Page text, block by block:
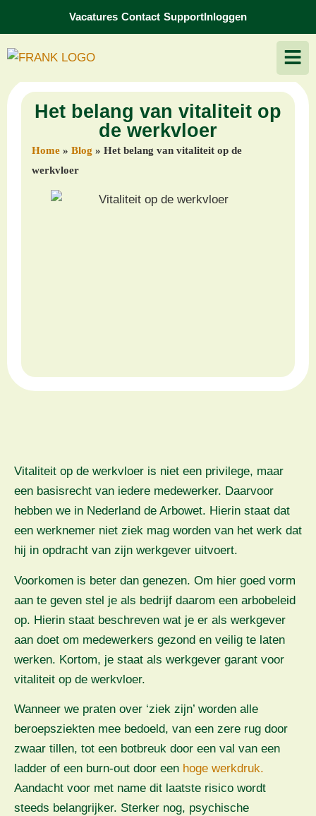
Vacatures Contact SupportInloggen
Het belang van vitaliteit op
de werkvloer
Home » Blog » Het belang van vitaliteit op de
werkvloer
Vitaliteit op de werkvloer is niet een privilege, maar
een basisrecht van iedere medewerker. Daarvoor
hebben we in Nederland de Arbowet. Hierin staat dat
een werknemer niet ziek mag worden van het werk dat
hij in opdracht van zijn werkgever uitvoert.
Voorkomen is beter dan genezen. Om hier goed vorm
aan te geven stel je als bedrijf daarom een arbobeleid
op. Hierin staat beschreven wat je er als werkgever
aan doet om medewerkers gezond en veilig te laten
werken. Kortom, je staat als werkgever garant voor
vitaliteit op de werkvloer.
Wanneer we praten over ‘ziek zijn’ worden alle
beroepsziekten mee bedoeld, van een zere rug door
zwaar tillen, tot een botbreuk door een val van een
ladder of een burn-out door een hoge werkdruk.
Aandacht voor met name dit laatste risico wordt
steeds belangrijker. Sterker nog, psychische